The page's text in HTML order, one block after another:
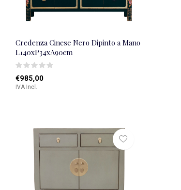
Credenza Cinese Nero Dipinto a Mano
L140xP34xA90cm
€985,00
IVA Incl.